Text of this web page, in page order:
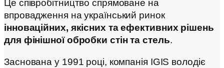
Це співробітництво спрямоване на
впровадження на український ринок
інноваційних, якісних та ефективних рішень
для фінішної обробки стін та стель.
Заснована у 1991 році, компанія IGIS володіє